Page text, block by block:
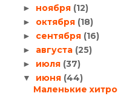
► ноября (12)
► октября (18)
► сентября (16)
► августа (25)
► июля (37)
▼ июня (44)
Маленькие